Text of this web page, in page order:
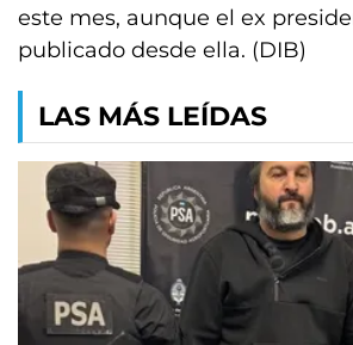
este mes, aunque el ex
publicado desde ella. (DIB)
LAS MÁS LEÍDAS